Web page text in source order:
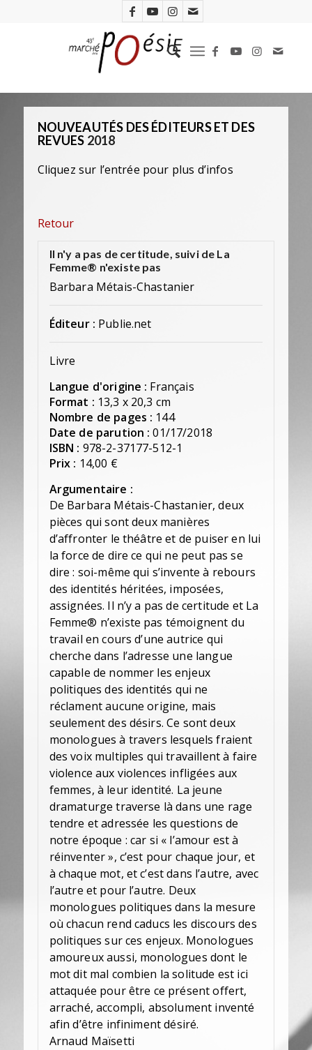
NOUVEAUTÉS DES ÉDITEURS ET DES
REVUES 2018
Cliquez sur l’entrée pour plus d’infos
Retour
Il n'y a pas de certitude, suivi de La
Femme® n'existe pas
Barbara Métais-Chastanier
Éditeur : Publie.net
Livre
Langue d'origine : Français
Format : 13,3 x 20,3 cm
Nombre de pages : 144
Date de parution : 01/17/2018
ISBN : 978-2-37177-512-1
Prix : 14,00 €
Argumentaire :
De Barbara Métais-Chastanier, deux
pièces qui sont deux manières
d’affronter le théâtre et de puiser en lui
la force de dire ce qui ne peut pas se
dire : soi-même qui s’invente à rebours
des identités héritées, imposées,
assignées. Il n’y a pas de certitude et La
Femme® n’existe pas témoignent du
travail en cours d’une autrice qui
cherche dans l’adresse une langue
capable de nommer les enjeux
politiques des identités qui ne
réclament aucune origine, mais
seulement des désirs. Ce sont deux
monologues à travers lesquels fraient
des voix multiples qui travaillent à faire
violence aux violences infligées aux
femmes, à leur identité. La jeune
dramaturge traverse là dans une rage
tendre et adressée les questions de
notre époque : car si « l’amour est à
réinventer », c’est pour chaque jour, et
à chaque mot, et c’est dans l’autre, avec
l’autre et pour l’autre. Deux
monologues politiques dans la mesure
où chacun rend caducs les discours des
politiques sur ces enjeux. Monologues
amoureux aussi, monologues dont le
mot dit mal combien la solitude est ici
attaquée pour être ce présent offert,
arraché, accompli, absolument inventé
afin d’être infiniment désiré.
Arnaud Maïsetti